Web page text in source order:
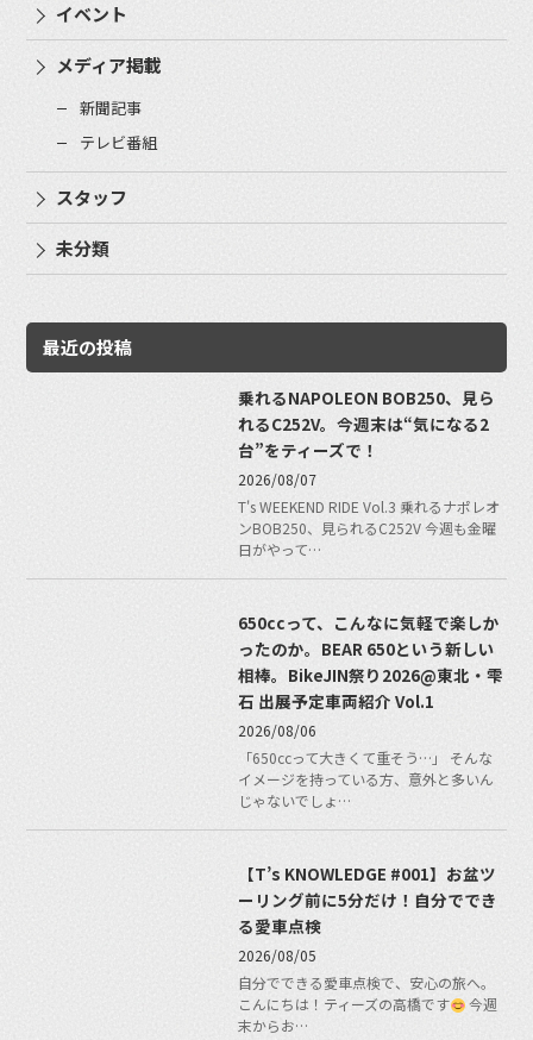
イベント
メディア掲載
新聞記事
テレビ番組
スタッフ
未分類
最近の投稿
乗れるNAPOLEON BOB250、見ら
れるC252V。今週末は“気になる2
台”をティーズで！
2026/08/07
T's WEEKEND RIDE Vol.3 乗れるナポレオ
ンBOB250、見られるC252V 今週も金曜
日がやって…
650ccって、こんなに気軽で楽しか
ったのか。BEAR 650という新しい
相棒。BikeJIN祭り2026@東北・雫
石 出展予定車両紹介 Vol.1
2026/08/06
「650ccって大きくて重そう…」 そんな
イメージを持っている方、意外と多いん
じゃないでしょ…
【T’s KNOWLEDGE #001】お盆ツ
ーリング前に5分だけ！自分ででき
る愛車点検
2026/08/05
自分でできる愛車点検で、安心の旅へ。
こんにちは！ティーズの高橋です
今週
末からお…